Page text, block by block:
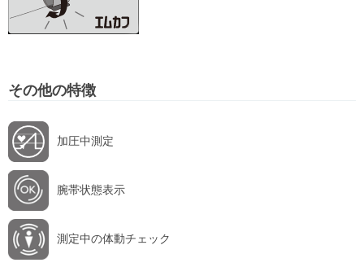
その他の特徴
加圧中測定
腕帯状態表示
測定中の体動チェック